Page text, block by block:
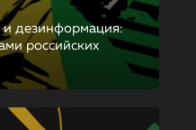
дезинформация:
российских